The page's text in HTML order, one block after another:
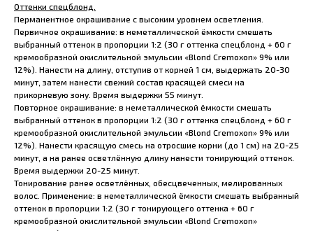
Оттенки спецблонд.
Перманентное окрашивание с высоким уровнем осветления.
Первичное окрашивание: в неметаллической ёмкости смешать
выбранный оттенок в пропорции 1:2 (30 г оттенка спецблонд + 60 г
кремообразной окислительной эмульсии «Blond Cremoxon» 9% или
12%). Нанести на длину, отступив от корней 1 см, выдержать 20-30
минут, затем нанести свежий состав красящей смеси на
прикорневую зону. Время выдержки 55 минут.
Повторное окрашивание: в неметаллической ёмкости смешать
выбранный оттенок в пропорции 1:2 (30 г оттенка спецблонд + 60 г
кремообразной окислительной эмульсии «Blond Cremoxon» 9% или
12%). Нанести красящую смесь на отросшие корни (до 1 см) на 20-25
минут, а на ранее осветлённую длину нанести тонирующий оттенок.
Время выдержки 20-25 минут.
Тонирование ранее осветлённых, обесцвеченных, мелированных
волос. Применение: в неметаллической ёмкости смешать выбранный
оттенок в пропорции 1:2 (30 г тонирующего оттенка + 60 г
кремообразной окислительной эмульсии «Blond Cremoxon»